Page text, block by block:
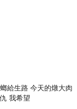
給生路 今天的燉大肉
我希望